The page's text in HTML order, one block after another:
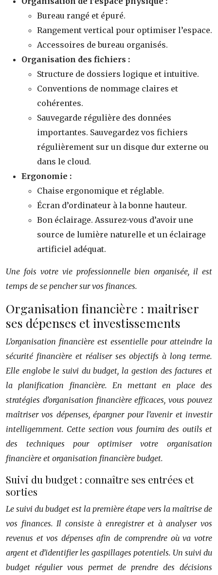
Bureau rangé et épuré.
Rangement vertical pour optimiser l’espace.
Accessoires de bureau organisés.
Organisation des fichiers :
Structure de dossiers logique et intuitive.
Conventions de nommage claires et
cohérentes.
Sauvegarde régulière des données
importantes. Sauvegardez vos fichiers
régulièrement sur un disque dur externe ou
dans le cloud.
Ergonomie :
Chaise ergonomique et réglable.
Écran d’ordinateur à la bonne hauteur.
Bon éclairage. Assurez-vous d’avoir une
source de lumière naturelle et un éclairage
artificiel adéquat.
Une fois votre vie professionnelle bien organisée, il est
temps de se pencher sur vos finances.
Organisation financière : maitriser
ses dépenses et investissements
L’organisation financière est essentielle pour atteindre la
sécurité financière et réaliser ses objectifs à long terme.
Elle englobe le suivi du budget, la gestion des factures et
la planification financière. En mettant en place des
stratégies d’organisation financière efficaces, vous pouvez
maîtriser vos dépenses, épargner pour l’avenir et investir
intelligemment. Cette section vous fournira des outils et
des techniques pour optimiser votre organisation
financière et organisation financière budget.
Suivi du budget : connaître ses entrées et
sorties
Le suivi du budget est la première étape vers la maîtrise de
vos finances. Il consiste à enregistrer et à analyser vos
revenus et vos dépenses afin de comprendre où va votre
argent et d’identifier les gaspillages potentiels. Un suivi du
budget régulier vous permet de prendre des décisions